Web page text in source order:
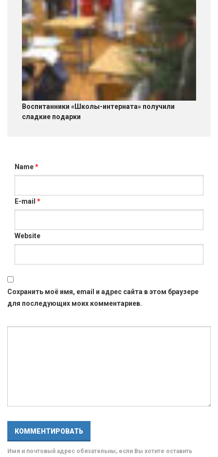
Воспитанники «Школы-интерната» получили
сладкие подарки
Name*
E-mail *
Website
Сохранить моё имя, email и адрес сайта в этом браузере
для последующих моих комментариев.
Имя и почтовый адрес обязательны, если Вы хотите оставить